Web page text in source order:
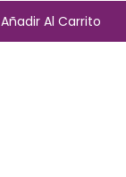
Añadir Al Carrito